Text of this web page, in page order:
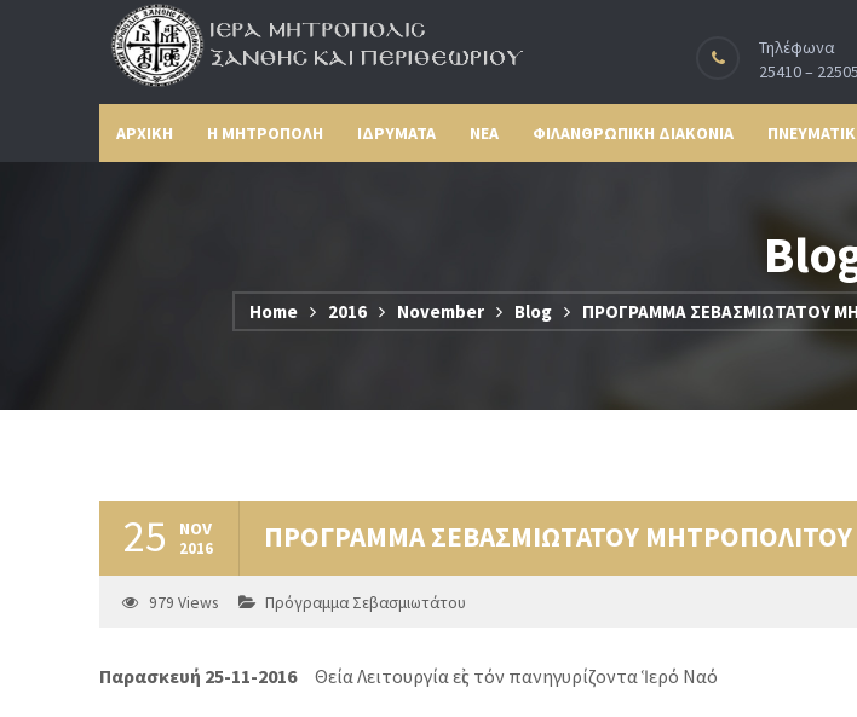
Τηλέφωνα
25410 –
ΑΡΧΙΚΗ Η ΜΗΤΡΟΠΟΛΗ ΙΔΡΥΜΑΤΑ ΝΕΑ ΦΙΛΑΝΘΡΩΠΙΚΗ ΔΙΑΚΟΝΙΑ
Home 2016 November Blog ΠΡΟΓΡΑΜΜΑ ΣΕΒΑΣΜΙΩΤΑΤΟΥ
25 NOV
2016 ΠΡΟΓΡΑΜΜΑ ΣΕΒΑΣΜΙΩΤΑΤΟΥ
979 Views Πρόγραμμα Σεβασμιωτάτου
Παρασκευή 25-11-2016 Θεία Λειτουργία εἰς τόν πανηγυρίζοντα Ἱερό Ναό